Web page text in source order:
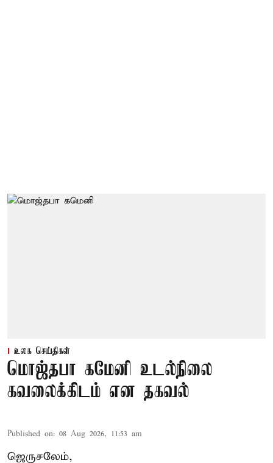
உலக செய்திகள்
மொஜ்தபா கமேனி உடல்நிலை
கவலைக்கிடம் என தகவல்
Published on: 08 Aug 2026, 11:53 am
ஜெருசலேம்,